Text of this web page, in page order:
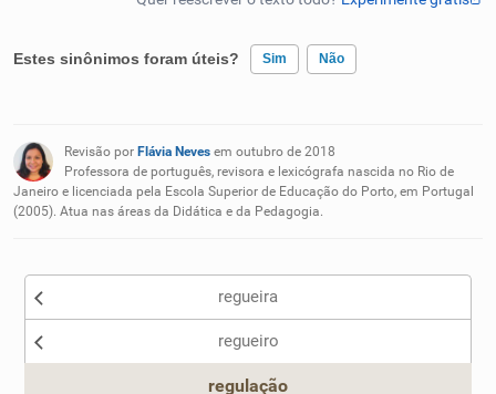
Sinônimos
Estes sinônimos foram úteis? Sim Não
Nenhum dos sinônimos apresentados me ajudou
Outro
Revisão por Flávia Neves em outubro de 2018
Professora de português, revisora e lexicógrafa nascida no Rio de
Janeiro e licenciada pela Escola Superior de Educação do Porto, em Portugal
(2005). Atua nas áreas da Didática e da Pedagogia.
regueira
regueiro
regulação